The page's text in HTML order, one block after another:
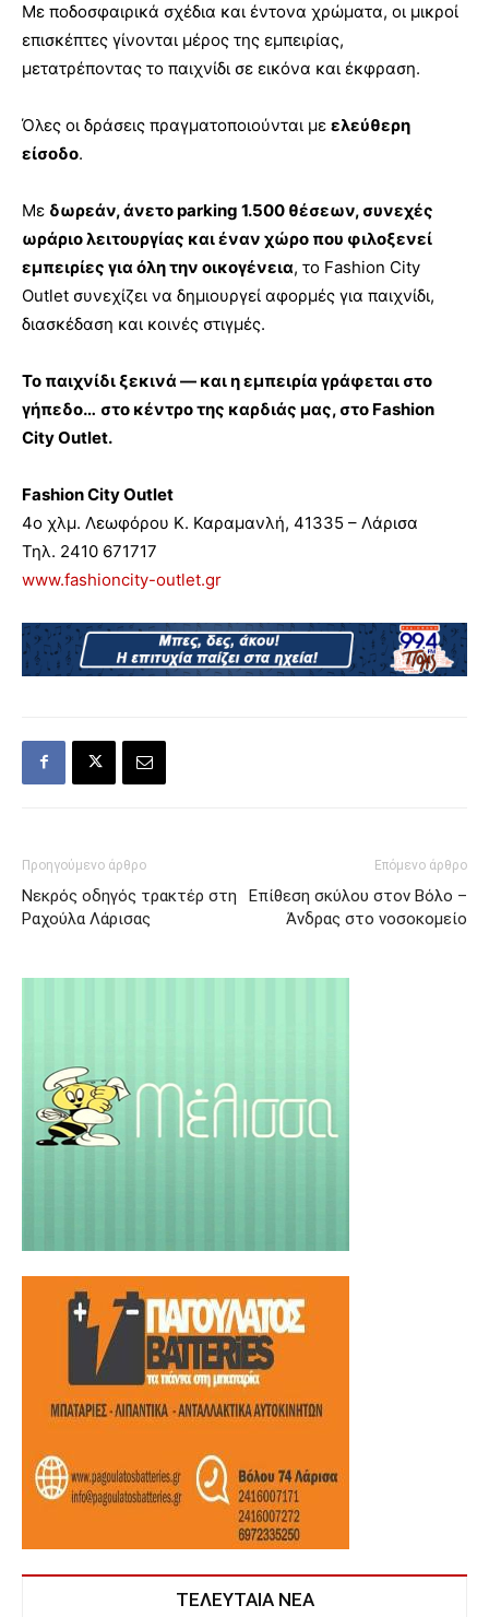
Με ποδοσφαιρικά σχέδια και έντονα χρώματα, οι μικροί
επισκέπτες γίνονται μέρος της εμπειρίας,
μετατρέποντας το παιχνίδι σε εικόνα και έκφραση.
Όλες οι δράσεις πραγματοποιούνται με ελεύθερη
είσοδο.
Με δωρεάν, άνετο parking 1.500 θέσεων, συνεχές
ωράριο λειτουργίας και έναν χώρο που φιλοξενεί
εμπειρίες για όλη την οικογένεια, το Fashion City
Outlet συνεχίζει να δημιουργεί αφορμές για παιχνίδι,
διασκέδαση και κοινές στιγμές.
Το παιχνίδι ξεκινά — και η εμπειρία γράφεται στο
γήπεδο… στο κέντρο της καρδιάς μας, στο Fashion
City Outlet.
Fashion City Outlet
4ο χλμ. Λεωφόρου Κ. Καραμανλή, 41335 – Λάρισα
Τηλ. 2410 671717
www.fashioncity-outlet.gr
Προηγούμενο άρθρο
Νεκρός οδηγός τρακτέρ στη
Ραχούλα Λάρισας
Επόμενο άρθρο
Επίθεση σκύλου στον Βόλο –
Άνδρας στο νοσοκομείο
ΤΕΛΕΥΤΑΙΑ ΝΕΑ